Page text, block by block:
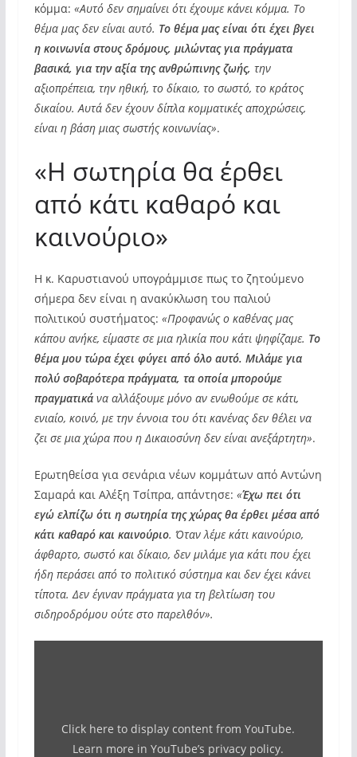
κόμμα: «Αυτό δεν σημαίνει ότι έχουμε κάνει κόμμα. Το
θέμα μας δεν είναι αυτό. Το θέμα μας είναι ότι έχει βγει
η κοινωνία στους δρόμους, μιλώντας για πράγματα
βασικά, για την αξία της ανθρώπινης ζωής, την
αξιοπρέπεια, την ηθική, το δίκαιο, το σωστό, το κράτος
δικαίου. Αυτά δεν έχουν δίπλα κομματικές αποχρώσεις,
είναι η βάση μιας σωστής κοινωνίας».
«Η σωτηρία θα έρθει
από κάτι καθαρό και
καινούριο»
Η κ. Καρυστιανού υπογράμμισε πως το ζητούμενο
σήμερα δεν είναι η ανακύκλωση του παλιού
πολιτικού συστήματος: «Προφανώς ο καθένας μας
κάπου ανήκε, είμαστε σε μια ηλικία που κάτι ψηφίζαμε. Το
θέμα μου τώρα έχει φύγει από όλο αυτό. Μιλάμε για
πολύ σοβαρότερα πράγματα, τα οποία μπορούμε
πραγματικάνα αλλάξουμε μόνο αν ενωθούμε σε κάτι,
ενιαίο, κοινό, με την έννοια του ότι κανένας δεν θέλει να
ζει σε μια χώρα που η Δικαιοσύνη δεν είναι ανεξάρτητη».
Ερωτηθείσα για σενάρια νέων κομμάτων από Αντώνη
Σαμαρά και Αλέξη Τσίπρα, απάντησε: «Έχω πει ότι
εγώ ελπίζω ότι η σωτηρία της χώρας θα έρθει μέσα από
κάτι καθαρό και καινούριο. Όταν λέμε κάτι καινούριο,
άφθαρτο, σωστό και δίκαιο, δεν μιλάμε για κάτι που έχει
ήδη περάσει από το πολιτικό σύστημα και δεν έχει κάνει
τίποτα. Δεν έγιναν πράγματα για τη βελτίωση του
σιδηροδρόμου ούτε στο παρελθόν».
παιδί
Click here to display content from YouTube.
Learn more inYouTube’s privacy policy.